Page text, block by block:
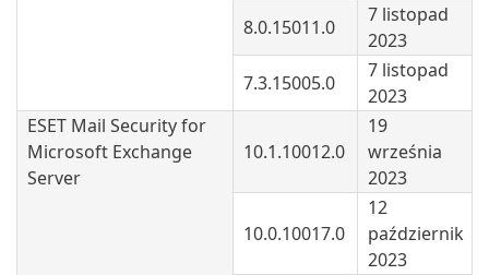
8.0.15011.0
7 listopad
2023
7.3.15005.0
7 listopad
2023
ESET Mail Security for
Microsoft Exchange
Server
10.1.10012.0
19
września
2023
10.0.10017.0
12
październik
2023